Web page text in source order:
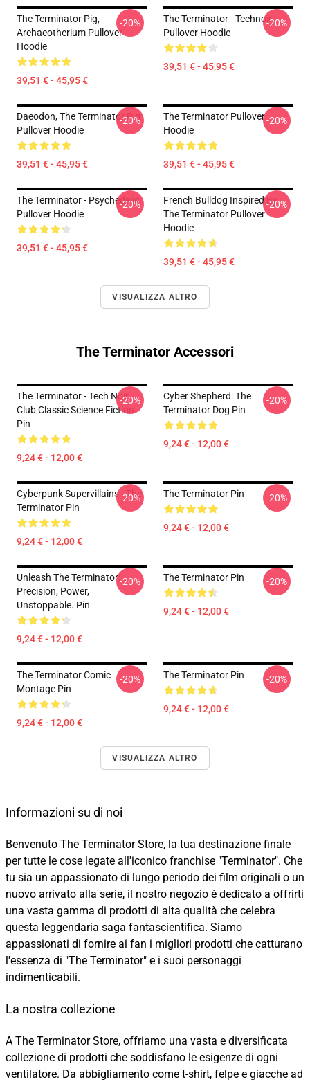
The Terminator Pig,
Archaeotherium Pullover
Hoodie
39,51 € - 45,95 €
-20%
The Terminator - Technoir
Pullover Hoodie
39,51 € - 45,95 €
-20%
Daeodon, The Terminator Pig
Pullover Hoodie
39,51 € - 45,95 €
-20%
The Terminator Pullover
Hoodie
39,51 € - 45,95 €
-20%
The Terminator - Psychedelic
Pullover Hoodie
39,51 € - 45,95 €
-20%
French Bulldog Inspired By
The Terminator Pullover
Hoodie
39,51 € - 45,95 €
-20%
VISUALIZZA ALTRO
The Terminator Accessori
The Terminator - Tech Noir
Club Classic Science Fiction
Pin
9,24 € - 12,00 €
-20%
Cyber Shepherd: The
Terminator Dog Pin
9,24 € - 12,00 €
-20%
Cyberpunk Supervillains - The
Terminator Pin
9,24 € - 12,00 €
-20% The Terminator Pin
9,24 € - 12,00 €
-20%
Unleash The Terminator:
Precision, Power,
Unstoppable. Pin
9,24 € - 12,00 €
-20% The Terminator Pin
9,24 € - 12,00 €
-20%
The Terminator Comic
Montage Pin
9,24 € - 12,00 €
-20% The Terminator Pin
9,24 € - 12,00 €
-20%
VISUALIZZA ALTRO
Informazioni su di noi
Benvenuto The Terminator Store, la tua destinazione finale
per tutte le cose legate all'iconico franchise "Terminator". Che
tu sia un appassionato di lungo periodo dei film originali o un
nuovo arrivato alla serie, il nostro negozio è dedicato a offrirti
una vasta gamma di prodotti di alta qualità che celebra
questa leggendaria saga fantascientifica. Siamo
appassionati di fornire ai fan i migliori prodotti che catturano
l'essenza di "The Terminator" e i suoi personaggi
indimenticabili.
La nostra collezione
A The Terminator Store, offriamo una vasta e diversificata
collezione di prodotti che soddisfano le esigenze di ogni
ventilatore. Da abbigliamento come t-shirt, felpe e giacche ad